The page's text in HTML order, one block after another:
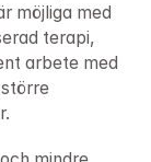
möjliga med
terapi,
arbete med